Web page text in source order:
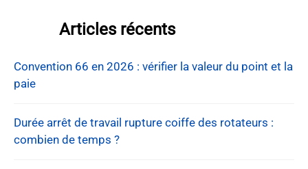
Articles récents
Convention 66 en 2026 : vérifier la valeur du point et la
paie
Durée arrêt de travail rupture coiffe des rotateurs :
combien de temps ?